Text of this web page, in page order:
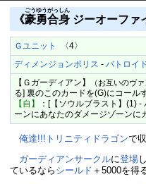
《豪勇合身
ごうゆうがっしん
ジーオーファ
Ｇユニット
〈4〉
ディメンジョンポリス -バトロイ
【Ｇガーディアン】
（お互いのヴ
る] 裏のこのカードを(G)にコール
【自】
：[【ソウルブラスト】(1)
ーンにあなたのダメージゾーンに
俺達!!!トリニティドラゴンで
ガーディアンサークルに登場
ているなら シールド ＋5000を得